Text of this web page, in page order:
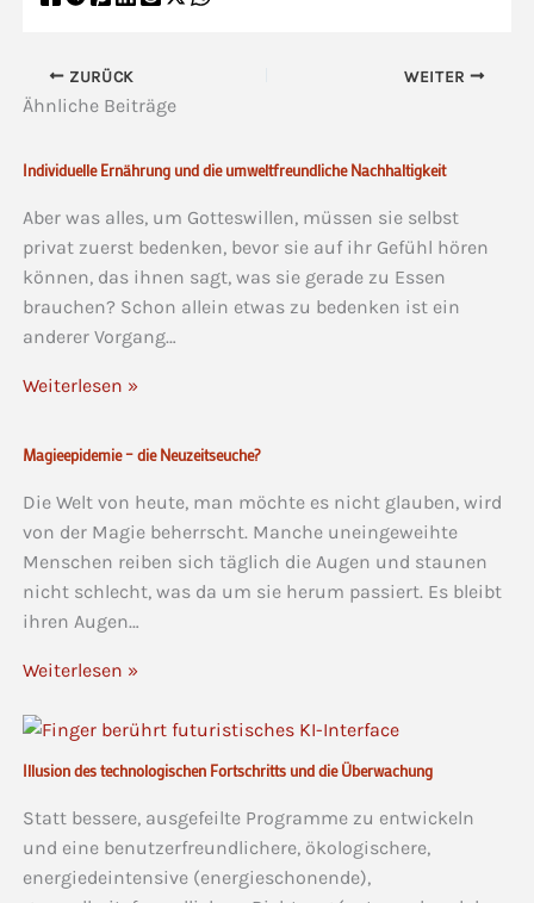
ZURÜCK WEITER
Ähnliche Beiträge
Individuelle Ernährung und die umweltfreundliche Nachhaltigkeit
Aber was alles, um Gotteswillen, müssen sie selbst
privat zuerst bedenken, bevor sie auf ihr Gefühl hören
können, das ihnen sagt, was sie gerade zu Essen
brauchen? Schon allein etwas zu bedenken ist ein
anderer Vorgang…
Weiterlesen »
Magieepidemie – die Neuzeitseuche?
Die Welt von heute, man möchte es nicht glauben, wird
von der Magie beherrscht. Manche uneingeweihte
Menschen reiben sich täglich die Augen und staunen
nicht schlecht, was da um sie herum passiert. Es bleibt
ihren Augen…
Weiterlesen »
Illusion des technologischen Fortschritts und die Überwachung
Statt bessere, ausgefeilte Programme zu entwickeln
und eine benutzerfreundlichere, ökologischere,
energiedeintensive (energieschonende),